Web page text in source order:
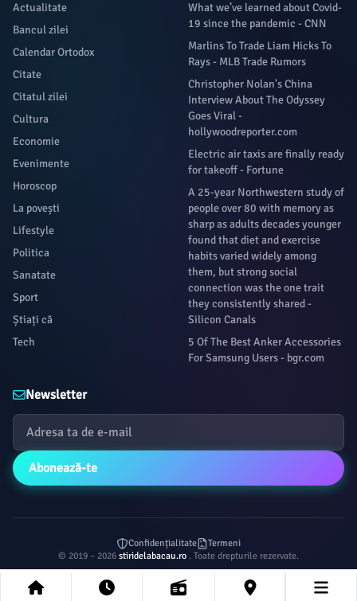
Actualitate
Bancul zilei
Calendar Ortodox
Citate
Citatul zilei
Cultura
Economie
Evenimente
Horoscop
La povești
Lifestyle
Politica
Sanatate
Sport
Știați că
Tech
What we’ve learned about Covid-
19 since the pandemic - CNN
Marlins To Trade Liam Hicks To
Rays - MLB Trade Rumors
Christopher Nolan's China
Interview About The Odyssey
Goes Viral -
hollywoodreporter.com
Electric air taxis are finally ready
for takeoff - Fortune
A 25-year Northwestern study of
people over 80 with memory as
sharp as adults decades younger
found that diet and exercise
habits varied widely among
them, but strong social
connection was the one trait
they consistently shared -
Silicon Canals
5 Of The Best Anker Accessories
For Samsung Users - bgr.com
Newsletter
Abonează-te
Confidențialitate
Termeni
© 2019 – 2026 stiridelabacau.ro . Toate drepturile rezervate.